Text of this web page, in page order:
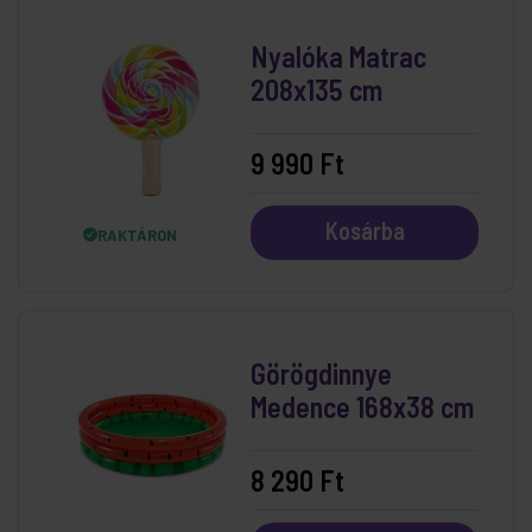
RAKTÁRON
Nyalóka Matrac
208x135 cm
9 990 Ft
Kosárba
Görögdinnye
Medence 168x38 cm
8 290 Ft